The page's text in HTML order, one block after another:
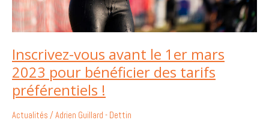
Inscrivez-vous avant le 1er mars
2023 pour bénéficier des tarifs
préférentiels !
Actualités /Adrien Guillard - Dettin